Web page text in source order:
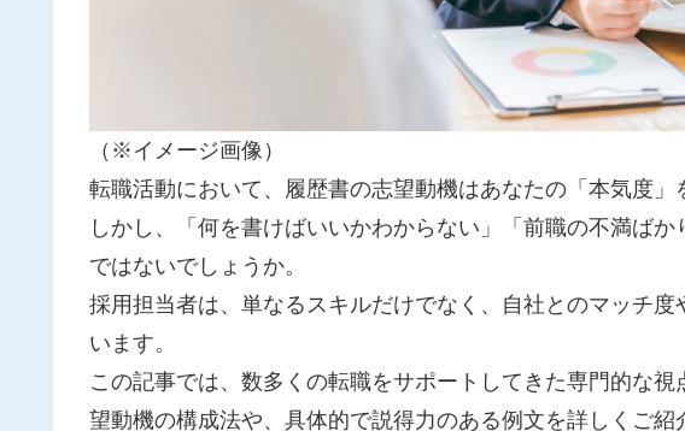
（※イメージ画像）
転職活動において、履歴書の志望動機はあなたの「本気度」
しかし、「何を書けばいいかわからない」「前職の不満ば
ではないでしょうか。
採用担当者は、単なるスキルだけでなく、自社とのマッチ
います。
この記事では、数多くの転職をサポートしてきた専門的な
望動機の構成法や、具体的で説得力のある例文を詳しくご紹